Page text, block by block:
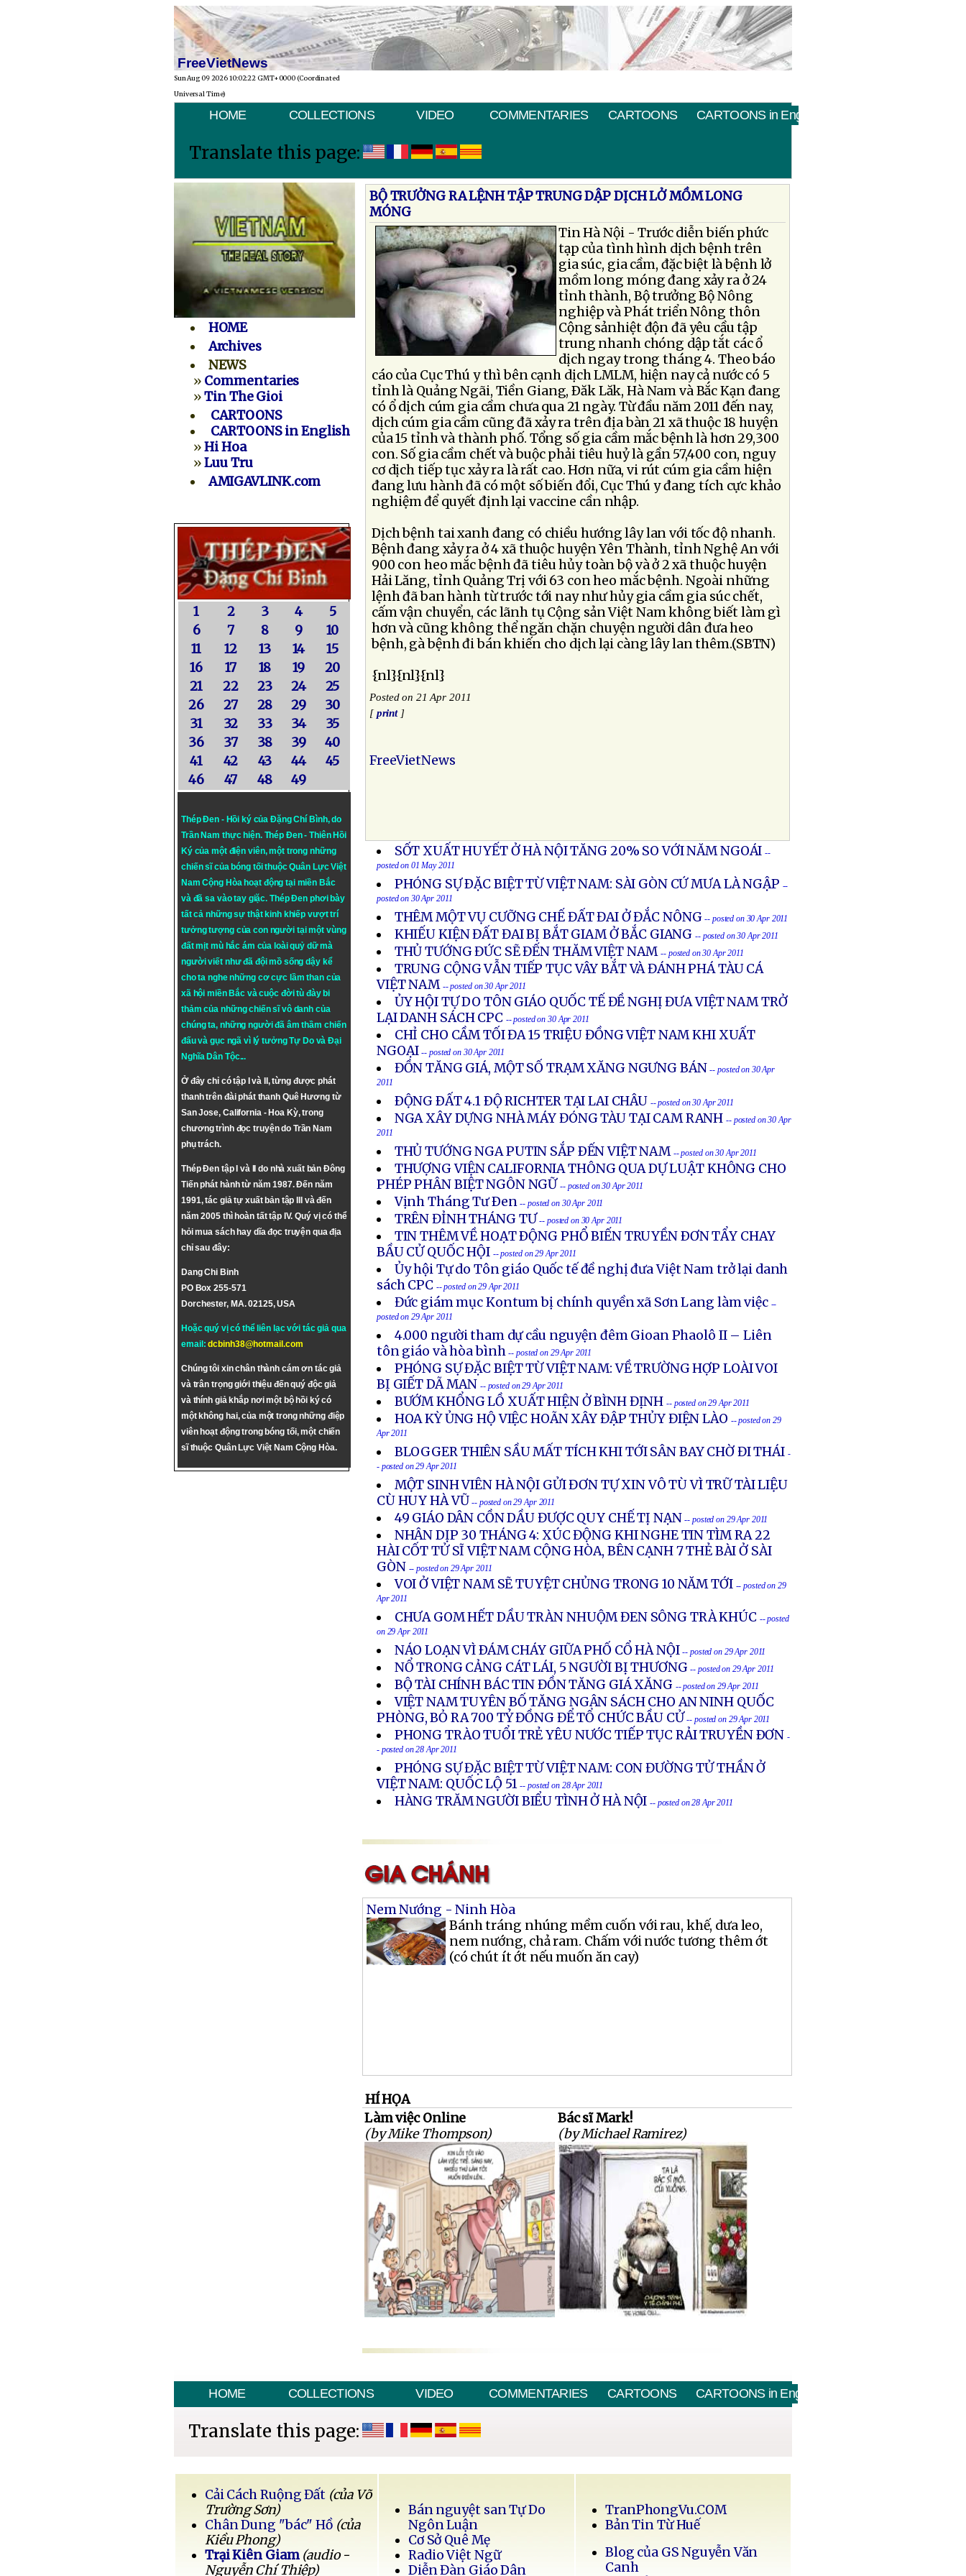
FreeVietNews
Sun Aug 09 2026 10:02:22 GMT+0000 (Coordinated
Universal Time)
HOME COLLECTIONS VIDEO COMMENTARIES CARTOONS CARTOONS in English
Translate this page:
HOME
Archives
NEWS
» Commentaries
»Tin The Gioi
CARTOONS
CARTOONS in English
»Hi Hoa
»Luu Tru
AMIGAVLINK.com
1 2 3 4
5
6
7 8 9
10
11
12 13 14
15
16
17 18 19
20
21
22 23 24
25
26
27 28 29
30
31
32 33 34
35
36
37 38 39
40
41
42 43 44
45
46
47 48 49
Thép Đen - Hồi ký của Đặng Chí Bình, do
Trần Nam thực hiện. Thép Đen- Thiên Hồi
Ký của một điện viên, một trong những
chiến sĩ của bóng tối thuộc Quân Lực Việt
Nam Cộng Hòa hoạt động tại miền Bắc
và đã sa vào tay giặc. Thép Đen phơi bày
tất cả những sự thật kinh khiếp vượt trí
tưởng tượng của con người tại một vùng
đất mịt mù hắc ám của loài quỷ dữ mà
người viết như đã đội mồ sống dậy kể
cho ta nghe những cơ cực lầm than của
xã hội miền Bắc và cuộc đời tù đày bi
thảm của những chiến sĩ vô danh của
chúng ta, những người đã âm thầm chiến
đấu và gục ngã vì lý tưởngTự DovàĐại
Nghĩa Dân Tộc...
Ở đây chỉ có tập I và II, từng được phát
thanh trên đài phát thanh Quê Hương từ
San Jose, California - Hoa Kỳ, trong
chương trình đọc truyện do Trần Nam
phụ trách.
Thép Đen tập I và II do nhà xuất bản Đông
Tiến phát hành từ năm 1987. Đến năm
1991, tác giả tự xuất bản tập III và đến
năm 2005 thì hoàn tất tập IV. Quý vị có thể
hỏi mua sách hay dĩa đọc truyện qua địa
chỉ sau đây:
Dang Chi Binh
PO Box 255-571
Dorchester, MA. 02125, USA
Hoặc quý vị có thể liên lạc với tác giả qua
email:dcbinh38@hotmail.com
Chúng tôi xin chân thành cám ơn tác giả
và trân trọng giới thiệu đến quý độc giả
và thính giả khắp nơi một bộ hồi ký có
một không hai, của một trong những điệp
viên hoạt động trong bóng tối, một chiến
sĩ thuộc Quân Lực Việt Nam Cộng Hòa.
BỘ TRƯỞNG RA LỆNH TẬP TRUNG DẬP DỊCH LỞ MỒM LONG
MÓNG
Tin Hà Nội - Trước diễn biến phức
tạp của tình hình dịch bệnh trên
gia súc, gia cầm, đặc biệt là bệnh lở
mồm long móng đang xảy ra ở 24
tỉnh thành, Bộ trưởng Bộ Nông
nghiệp và Phát triển Nông thôn
Cộng sảnhiệt độn đã yêu cầu tập
trung nhanh chóng dập tắt các ổ
dịch ngay trong tháng 4. Theo báo
cáo của Cục Thú y thì bên cạnh dịch LMLM, hiện nay cả nước có 5
tỉnh là Quảng Ngãi, Tiền Giang, Ðăk Lăk, Hà Nam và Bắc Kạn đang
có ổ dịch cúm gia cầm chưa qua 21 ngày. Từ đầu năm 2011 đến nay,
dịch cúm gia cầm cũng đã xảy ra trên địa bàn 21 xã thuộc 18 huyện
của 15 tỉnh và thành phố. Tổng số gia cầm mắc bệnh là hơn 29,300
con. Số gia cầm chết và buộc phải tiêu huỷ là gần 57,400 con, nguy
cơ dịch tiếp tục xảy ra là rất cao. Hơn nữa, vi rút cúm gia cầm hiện
đang lưu hành đã có một số biến đổi, Cục Thú y đang tích cực khảo
nghiệm để quyết định lại vaccine cần nhập.
Dịch bệnh tai xanh đang có chiều hướng lây lan với tốc độ nhanh.
Bệnh đang xảy ra ở 4 xã thuộc huyện Yên Thành, tỉnh Nghệ An với
900 con heo mắc bệnh đã tiêu hủy toàn bộ và ở 2 xã thuộc huyện
Hải Lăng, tỉnh Quảng Trị với 63 con heo mắc bệnh. Ngoài những
lệnh đã ban hành từ trước tới nay như hủy gia cầm gia súc chết,
cấm vận chuyển, các lãnh tụ Cộng sản Việt Nam không biết làm gì
hơn và cũng không thể ngăn chặn chuyện người dân đưa heo
bệnh, gà bệnh đi bán khiến cho dịch lại càng lây lan thêm.(SBTN)
{nl}{nl}{nl}
Posted on 21 Apr 2011
[print]
FreeVietNews
SỐT XUẤT HUYẾT Ở HÀ NỘI TĂNG 20% SO VỚI NĂM NGOÁI--
posted on 01 May 2011
PHÓNG SỰ ÐẶC BIỆT TỪ VIỆT NAM: SÀI GÒN CỨ MƯA LÀ NGẬP --
posted on 30 Apr 2011
THÊM MỘT VỤ CƯỠNG CHẾ ĐẤT ĐAI Ở ĐẮC NÔNG -- posted on 30 Apr 2011
KHIẾU KIỆN ĐẤT ĐAI BỊ BẮT GIAM Ở BẮC GIANG -- posted on 30 Apr 2011
THỦ TƯỚNG ĐỨC SẼ ĐẾN THĂM VIỆT NAM -- posted on 30 Apr 2011
TRUNG CỘNG VẪN TIẾP TỤC VÂY BẮT VÀ ĐÁNH PHÁ TÀU CÁ
VIỆT NAM -- posted on 30 Apr 2011
ỦY HỘI TỰ DO TÔN GIÁO QUỐC TẾ ĐỀ NGHỊ ĐƯA VIỆT NAM TRỞ
LẠI DANH SÁCH CPC -- posted on 30 Apr 2011
CHỈ CHO CẦM TỐI ĐA 15 TRIỆU ĐỒNG VIỆT NAM KHI XUẤT
NGOẠI -- posted on 30 Apr 2011
ĐỒN TĂNG GIÁ, MỘT SỐ TRẠM XĂNG NGƯNG BÁN-- posted on 30 Apr
2011
ÐỘNG ÐẤT 4.1 ÐỘ RICHTER TẠI LAI CHÂU -- posted on 30 Apr 2011
NGA XÂY DỰNG NHÀ MÁY ĐÓNG TÀU TẠI CAM RANH-- posted on 30 Apr
2011
THỦ TƯỚNG NGA PUTIN SẮP ÐẾN VIỆT NAM -- posted on 30 Apr 2011
THƯỢNG VIỆN CALIFORNIA THÔNG QUA DỰ LUẬT KHÔNG CHO
PHÉP PHÂN BIỆT NGÔN NGỮ -- posted on 30 Apr 2011
Vịnh Tháng Tư Ðen -- posted on 30 Apr 2011
TRÊN ĐỈNH THÁNG TƯ -- posted on 30 Apr 2011
TIN THÊM VỀ HOẠT ÐỘNG PHỔ BIẾN TRUYỀN ÐƠN TẨY CHAY
BẦU CỬ QUỐC HỘI -- posted on 29 Apr 2011
Ủy hội Tự do Tôn giáo Quốc tế đề nghị đưa Việt Nam trở lại danh
sách CPC -- posted on 29 Apr 2011
Đức giám mục Kontum bị chính quyền xã Sơn Lang làm việc --
posted on 29 Apr 2011
4.000 người tham dự cầu nguyện đêm Gioan Phaolô II – Liên
tôn giáo và hòa bình -- posted on 29 Apr 2011
PHÓNG SỰ ĐẶC BIỆT TỪ VIỆT NAM: VỀ TRƯỜNG HỢP LOÀI VOI
BỊ GIẾT DÃ MAN -- posted on 29 Apr 2011
BƯỚM KHỔNG LỒ XUẤT HIỆN Ở BÌNH ĐỊNH -- posted on 29 Apr 2011
HOA KỲ ỦNG HỘ VIỆC HOÃN XÂY ĐẬP THỦY ĐIỆN LÀO -- posted on 29
Apr 2011
BLOGGER THIÊN SẦU MẤT TÍCH KHI TỚI SÂN BAY CHỜ ĐI THÁI -
- posted on 29 Apr 2011
MỘT SINH VIÊN HÀ NỘI GỬI ĐƠN TỰ XIN VÔ TÙ VÌ TRỮ TÀI LIỆU
CÙ HUY HÀ VŨ-- posted on 29 Apr 2011
49 GIÁO DÂN CỒN DẦU ĐƯỢC QUY CHẾ TỊ NẠN-- posted on 29 Apr 2011
NHÂN DỊP 30 THÁNG 4: XÚC ĐỘNG KHI NGHE TIN TÌM RA 22
HÀI CỐT TỬ SĨ VIỆT NAM CỘNG HÒA, BÊN CẠNH 7 THẺ BÀI Ở SÀI
GÒN -- posted on 29 Apr 2011
VOI Ở VIỆT NAM SẼ TUYỆT CHỦNG TRONG 10 NĂM TỚI -- posted on 29
Apr 2011
CHƯA GOM HẾT DẦU TRÀN NHUỘM ĐEN SÔNG TRÀ KHÚC -- posted
on 29 Apr 2011
NÁO LOẠN VÌ ÐÁM CHÁY GIỮA PHỐ CỔ HÀ NỘI-- posted on 29 Apr 2011
NỔ TRONG CẢNG CÁT LÁI, 5 NGƯỜI BỊ THƯƠNG -- posted on 29 Apr 2011
BỘ TÀI CHÍNH BÁC TIN ĐỒN TĂNG GIÁ XĂNG -- posted on 29 Apr 2011
VIỆT NAM TUYÊN BỐ TĂNG NGÂN SÁCH CHO AN NINH QUỐC
PHÒNG, BỎ RA 700 TỶ ĐỒNG ĐỂ TỔ CHỨC BẦU CỬ -- posted on 29 Apr 2011
PHONG TRÀO TUỔI TRẺ YÊU NƯỚC TIẾP TỤC RẢI TRUYỀN ÐƠN -
- posted on 28 Apr 2011
PHÓNG SỰ ĐẶC BIỆT TỪ VIỆT NAM: CON ĐƯỜNG TỬ THẦN Ở
VIỆT NAM: QUỐC LỘ 51 -- posted on 28 Apr 2011
HÀNG TRĂM NGƯỜI BIỂU TÌNH Ở HÀ NỘI-- posted on 28 Apr 2011
Nem Nướng - Ninh Hòa
Bánh tráng nhúng mềm cuốn với rau, khế, dưa leo,
nem nướng, chả ram. Chấm với nước tương thêm ớt
(có chút ít ớt nếu muốn ăn cay)
HÍ HỌA
Làm việc Online
(by Mike Thompson)
Bác sĩ Mark!
(by Michael Ramirez)
HOME COLLECTIONS VIDEO COMMENTARIES CARTOONS CARTOONS in English
Translate this page:
Cải Cách Ruộng Đất (của Võ
Trường Sơn)
Chân Dung "bác" Hồ (của
Kiều Phong)
Trại Kiên Giam (audio -
Nguyễn Chí Thiệp)
Bán nguyệt san Tự Do
Ngôn Luận
Cơ Sở Quê Mẹ
Radio Việt Ngữ
Diễn Đàn Giáo Dân
TranPhongVu.COM
Bản Tin Từ Huế
Blog của GS Nguyễn Văn
Canh